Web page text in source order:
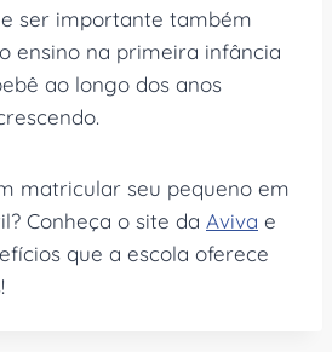
ser importante também
ensino na primeira infância
ao longo dos anos
matricular seu pequeno em
Conheça o site da Aviva e
que a escola oferece